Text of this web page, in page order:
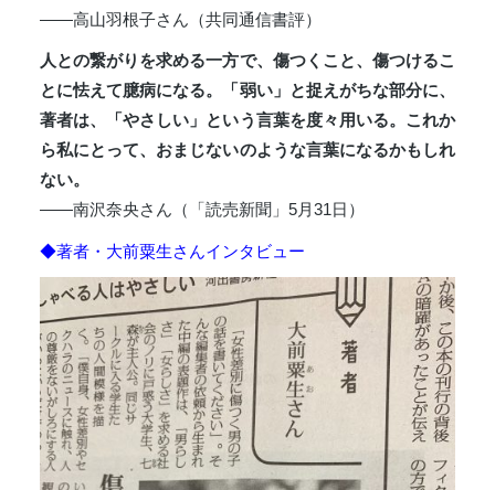
――高山羽根子さん（共同通信書評）
人との繋がりを求める一方で、傷つくこと、傷つけるこ
とに怯えて臆病になる。「弱い」と捉えがちな部分に、
著者は、「やさしい」という言葉を度々用いる。これか
ら私にとって、おまじないのような言葉になるかもしれ
ない。
――南沢奈央さん（「読売新聞」5月31日）
◆著者・大前粟生さんインタビュー